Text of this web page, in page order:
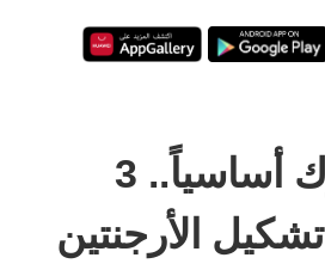
ألفاريز يشارك أساسياً.. 3
الأرجنتين